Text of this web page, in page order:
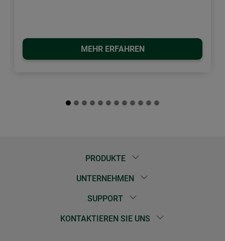
MEHR ERFAHREN
PRODUKTE
UNTERNEHMEN
SUPPORT
KONTAKTIEREN SIE UNS